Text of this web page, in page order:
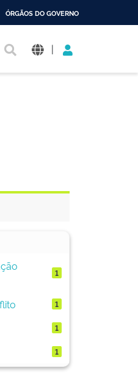
ÓRGÃOS DO GOVERNO
|
1
1
1
1